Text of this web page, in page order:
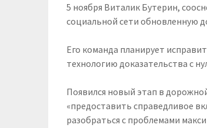
5 ноября Виталик Бутерин,
социальной сети обновленную
Его команда планирует
технологию доказательства с
Появился новый этап в
«предоставить справедливое
разобраться с проблемами